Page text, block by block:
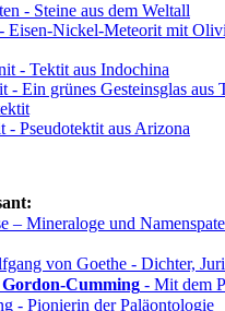
- Steine aus dem Weltall
Eisen-Nickel-Meteorit mit
- Tektit aus Indochina
- Ein grünes Gesteinsglas aus
- Pseudotektit aus Arizona
– Mineraloge und
von Goethe - Dichter,
Gordon-Cumming - Mit dem
- Pionierin der Paläontologie